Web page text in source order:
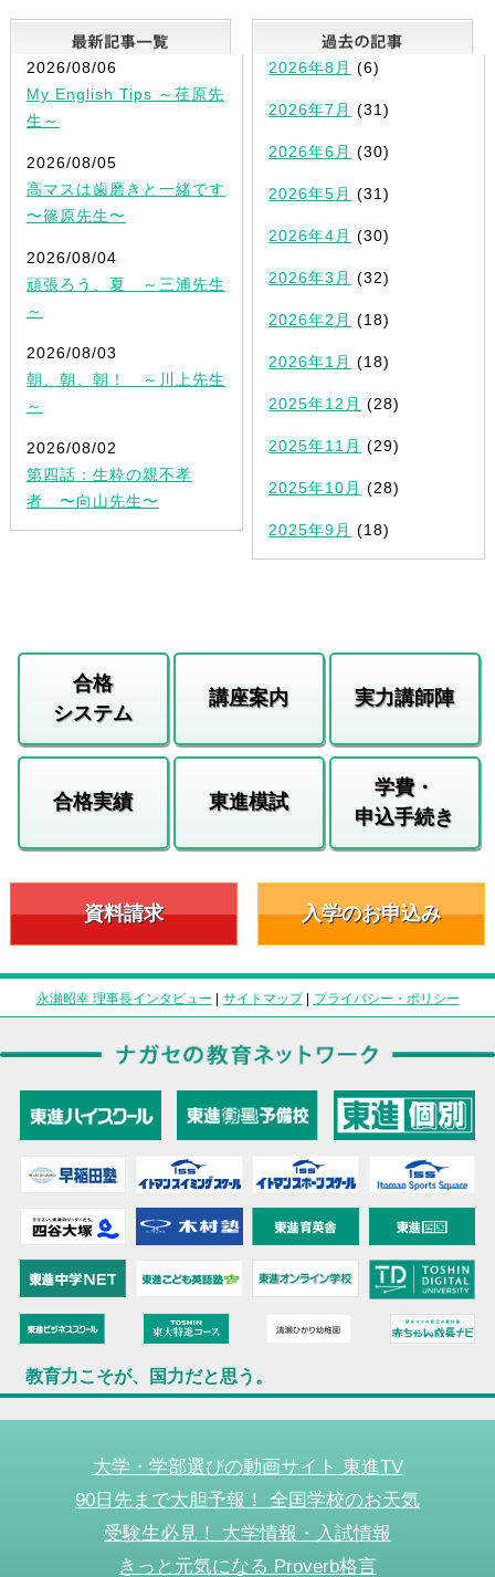
最新記事一覧
2026/08/06
My English Tips ～荏原先
生～
2026/08/05
高マスは歯磨きと一緒です
〜篠原先生〜
2026/08/04
頑張ろう、夏 ～三浦先生
～
2026/08/03
朝、朝、朝！ ～川上先生
～
2026/08/02
第四話：生粋の親不孝
者 〜向山先生〜
2026年8月 (6)
2026年7月 (31)
2026年6月 (30)
2026年5月 (31)
2026年4月 (30)
2026年3月 (32)
2026年2月 (18)
2026年1月 (18)
2025年12月 (28)
2025年11月 (29)
2025年10月 (28)
2025年9月 (18)
合格
システム
講座案内 実力講師陣
合格実績 東進模試
学費・
申込手続き
資料請求 入学のお申込み
永瀬昭幸 理事長インタビュー | サイトマップ| プライバシー・ポリシー
教育力こそが、国力だと思う。
大学・学部選びの動画サイト 東進TV
90日先まで大胆予報！ 全国学校のお天気
受験生必見！ 大学情報・入試情報
きっと元気になる Proverb格言